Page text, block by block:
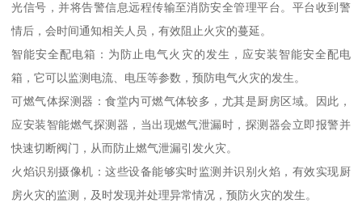
光信号，并将告警信息远程传输至消防安全管理平台。平台收到警
情后，会时间通知相关人员，有效阻止火灾的蔓延。
智能安全配电箱：为防止电气火灾的发生，应安装智能安全配电
箱，它可以监测电流、电压等参数，预防电气火灾的发生。
可燃气体探测器：食堂内可燃气体较多，尤其是厨房区域。因此，
应安装智能燃气探测器，当出现燃气泄漏时，探测器会立即报警并
快速切断阀门，从而防止燃气泄漏引发火灾。
火焰识别摄像机：这些设备能够实时监测并识别火焰，有效实现厨
房火灾的监测，及时发现并处理异常情况，预防火灾的发生。